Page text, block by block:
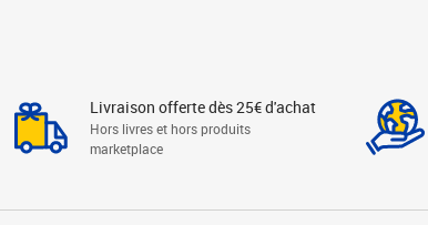
Livraison offerte dès 25€ d'achat
Hors livres et hors produits
marketplace